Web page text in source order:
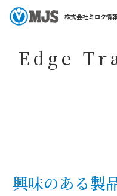
株式会社ミロク情
ホーム コラム・特集
Edge
興味のある製